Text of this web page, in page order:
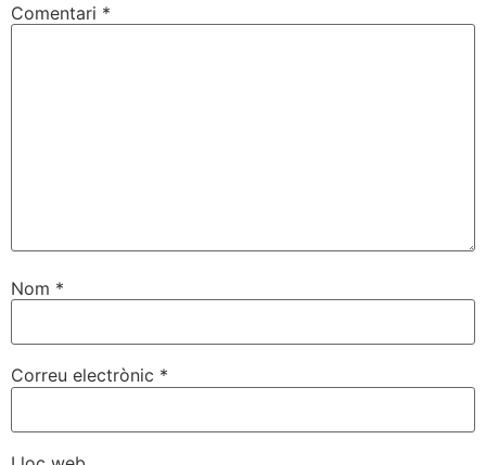
Comentari *
Nom *
Correu electrònic *